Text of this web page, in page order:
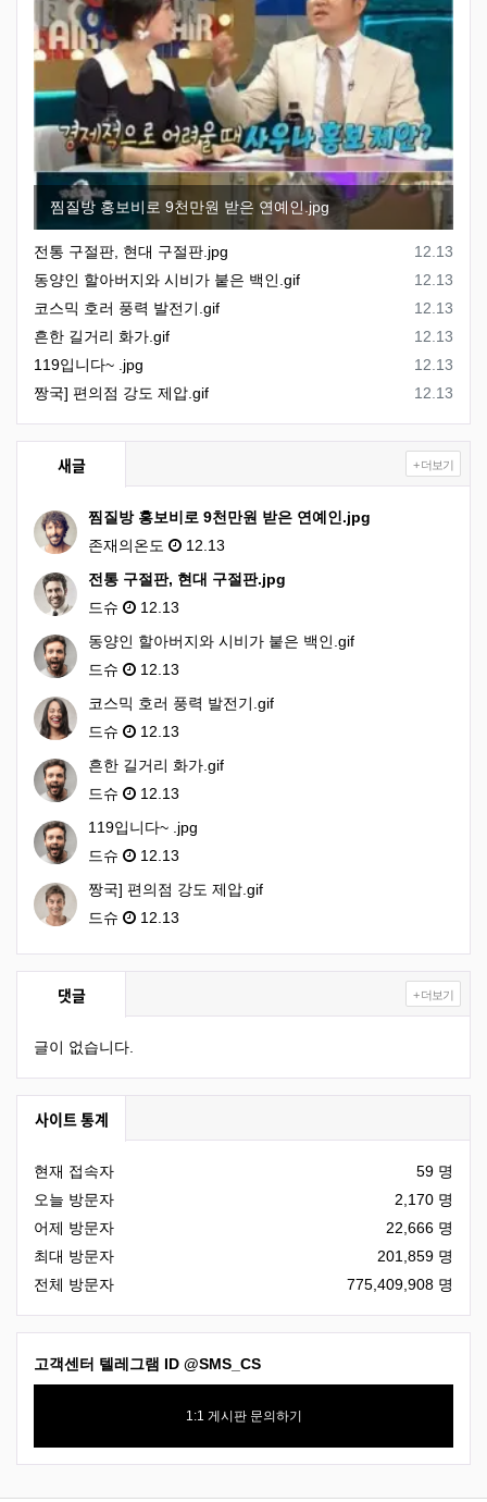
찜질방 홍보비로 9천만원 받은 연예인.jpg
등록일
12.13
전통 구절판, 현대 구절판.jpg
등록일
12.13
동양인 할아버지와 시비가 붙은 백인.gif
등록일
12.13
코스믹 호러 풍력 발전기.gif
등록일
12.13
흔한 길거리 화가.gif
등록일
12.13
119입니다~ .jpg
등록일
12.13
짱국] 편의점 강도 제압.gif
새글 + 더보기
찜질방 홍보비로 9천만원 받은 연예인.jpg
존재의온도
12.13
전통 구절판, 현대 구절판.jpg
드슈
12.13
동양인 할아버지와 시비가 붙은 백인.gif
드슈
12.13
코스믹 호러 풍력 발전기.gif
드슈
12.13
흔한 길거리 화가.gif
드슈
12.13
119입니다~ .jpg
드슈
12.13
짱국] 편의점 강도 제압.gif
드슈
12.13
댓글 + 더보기
글이 없습니다.
사이트 통계
현재 접속자
59 명
오늘 방문자
2,170 명
어제 방문자
22,666 명
최대 방문자
201,859 명
전체 방문자
775,409,908 명
고객센터 텔레그램 ID @SMS_CS
1:1 게시판 문의하기